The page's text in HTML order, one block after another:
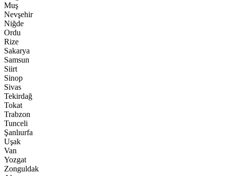
Muş
Nevşehir
Niğde
Ordu
Rize
Sakarya
Samsun
Siirt
Sinop
Sivas
Tekirdağ
Tokat
Trabzon
Tunceli
Şanlıurfa
Uşak
Van
Yozgat
Zonguldak